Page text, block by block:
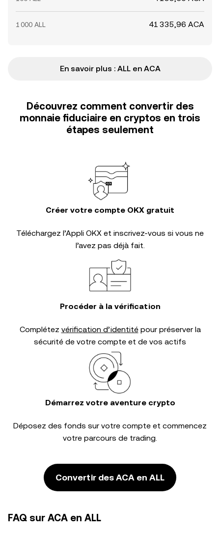
1 000 ALL 41 335,96 ACA
En savoir plus : ALL en ACA
Découvrez comment convertir des
monnaie fiduciaire en cryptos en trois
étapes seulement
Créer votre compte OKX gratuit
Téléchargez l’Appli OKX et inscrivez-vous si vous ne
l’avez pas déjà fait.
Procéder à la vérification
Complétez vérification d’identitépour préserver la
sécurité de votre compte et de vos actifs
Démarrez votre aventure crypto
Déposez des fonds sur votre compte et commencez
votre parcours de trading.
Convertir des ACA en ALL
FAQ sur ACA en ALL